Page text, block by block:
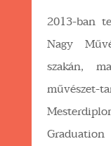
2013-ban
Nagy
szakán,